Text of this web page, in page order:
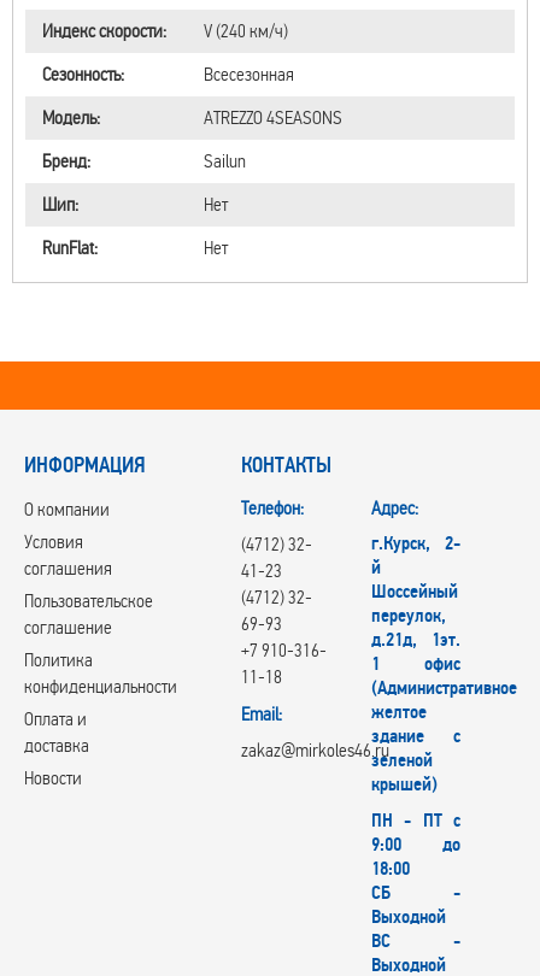
Индекс скорости:
V (240 км/ч)
Сезонность:
Всесезонная
Модель:
ATREZZO 4SEASONS
Бренд:
Sailun
Шип:
Нет
RunFlat:
Нет
ИНФОРМАЦИЯ
О компании
Условия
соглашения
Пользовательское
соглашение
Политика
конфиденциальности
Оплата и
доставка
Новости
КОНТАКТЫ
Телефон:
(4712) 32-
41-23
(4712) 32-
69-93
+7 910-316-
11-18
Email:
zakaz@mirkoles46.ru
Адрес:
г.Курск, 2-
й
Шоссейный
переулок,
д.21д, 1эт.
1 офис
(Административное
желтое
здание с
зеленой
крышей)
ПН - ПТ с
9:00 до
18:00
СБ -
Выходной
ВС -
Выходной